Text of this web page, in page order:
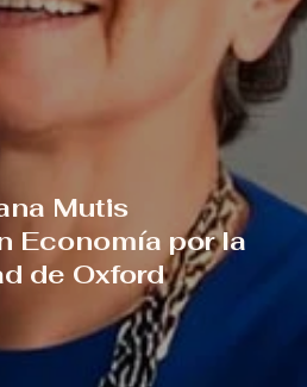
Mutis
Economía por la
de Oxford